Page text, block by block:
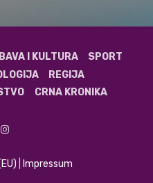
I KULTURA
SPORT
REGIJA
CRNA KRONIKA
Impressum